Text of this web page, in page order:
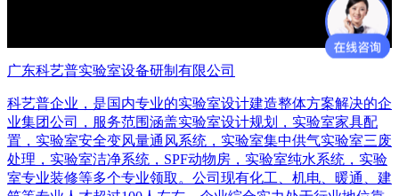
广东科艺普实验室设备研制有限公司
科艺普企业，是国内专业的实验室设计建造整体方案解决的企
业集团公司，服务范围涵盖实验室设计规划，实验室家具配
置，实验室安全变风量通风系统，实验室集中供气实验室三废
处理，实验室洁净系统，SPF动物房，实验室纯水系统，实验
室专业装修等多个专业领取。公司现有化工、机电、暖通、建